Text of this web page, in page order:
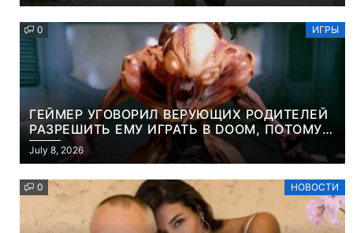
0 ИГРЫ
ГЕЙМЕР УГОВОРИЛ ВЕРУЮЩИХ РОДИТЕЛЕЙ
РАЗРЕШИТЬ ЕМУ ИГРАТЬ В DOOM, ПОТОМУ
ЧТО ЭТО ХРИСТИАНСКАЯ ИГРА ПРО
УБИЙСТВО ДЕМОНОВ
July 8, 2026
0 НОВОСТИ